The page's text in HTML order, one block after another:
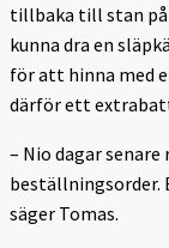
tillbaka till stan
kunna dra en
för att hinna med
därför ett
– Nio dagar
säger Tomas.